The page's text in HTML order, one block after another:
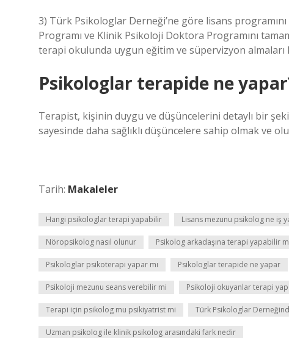
3) Türk Psikologlar Derneği’ne göre lisans
Programı ve Klinik Psikoloji Doktora Programını
terapi okulunda uygun eğitim ve süpervizyon
Psikologlar terapide ne
Terapist, kişinin duygu ve düşüncelerini detaylı bir
sayesinde daha sağlıklı düşüncelere sahip olmak ve
Tarih: Makaleler
Hangi psikologlar terapi yapabilir Lisans mezunu psikolog ne iş
Nöropsikolog nasıl olunur Psikolog arkadaşına terapi yapabilir
Psikologlar psikoterapi yapar mı Psikologlar terapide ne yapar
Psikoloji mezunu seans verebilir mi Psikoloji okuyanlar terapi
Terapi için psikolog mu psikiyatrist mi Türk Psikologlar
Uzman psikolog ile klinik psikolog arasındaki fark nedir